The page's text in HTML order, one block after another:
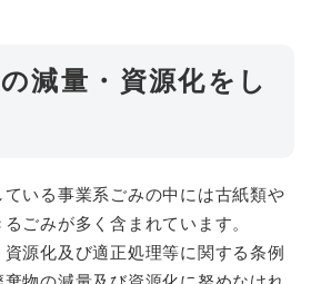
減量・資源化をし
いる事業系ごみの中には古紙類や
ごみが多く含まれています。
源化及び適正処理等に関する条例